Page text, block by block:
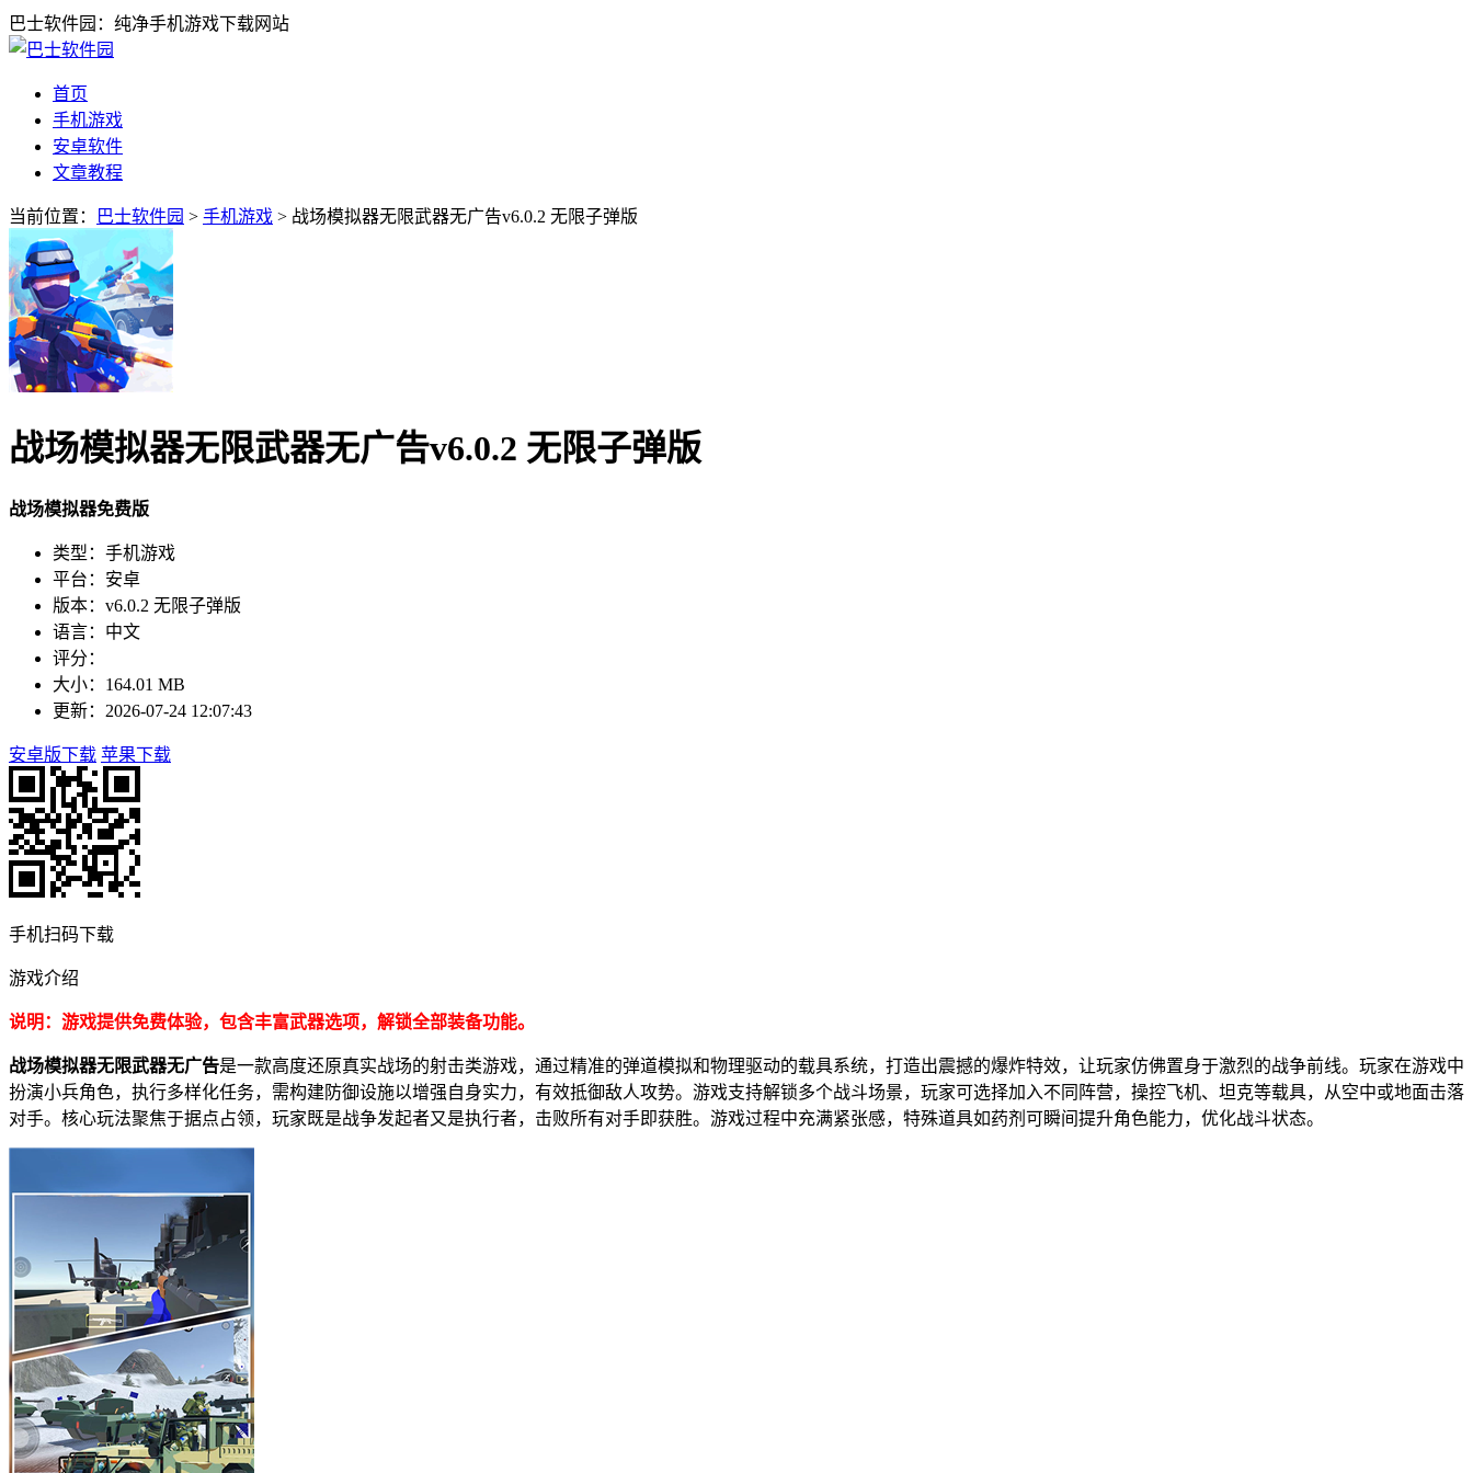
巴士软件园：纯净手机游戏下载网站
首页
手机游戏
安卓软件
文章教程
当前位置： 巴士软件园 > 手机游戏 > 战场模拟器无限武器无广告v6.0.2 无限子弹版
战场模拟器无限武器无广告v6.0.2 无限子弹版
战场模拟器免费版
类型：手机游戏
平台：安卓
版本：v6.0.2 无限子弹版
语言：中文
评分：
大小：164.01 MB
更新：2026-07-24 12:07:43
安卓版下载 苹果下载
手机扫码下载
游戏介绍
说明：游戏提供免费体验，包含丰富武器选项，解锁全部装备功能。
战场模拟器无限武器无广告是一款高度还原真实战场的射击类游戏，通过精准的弹道模拟和物理驱动的载具系统，打造出震撼的爆炸特效，让玩家仿佛置身于激烈的战争前线。玩家在游戏中
扮演小兵角色，执行多样化任务，需构建防御设施以增强自身实力，有效抵御敌人攻势。游戏支持解锁多个战斗场景，玩家可选择加入不同阵营，操控飞机、坦克等载具，从空中或地面击落
对手。核心玩法聚焦于据点占领，玩家既是战争发起者又是执行者，击败所有对手即获胜。游戏过程中充满紧张感，特殊道具如药剂可瞬间提升角色能力，优化战斗状态。